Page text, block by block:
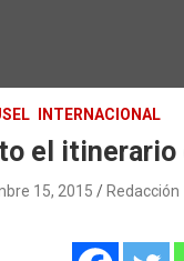
INTERNACIONAL
el itinerario
15, 2015 Redacción